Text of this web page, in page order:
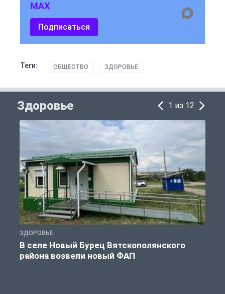
MAX
Подписаться
Теги: ОБЩЕСТВО ЗДОРОВЬЕ
Здоровье 1 из 12
ЗДОРОВЬЕ
В селе Новый Бурец Вятскополянского
района возвели новый ФАП